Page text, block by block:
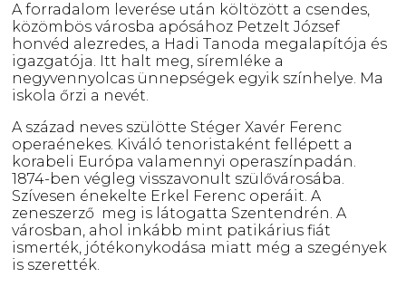
A század neves szülötte Stéger Xavér Ferenc
operaénekes. Kiváló tenoristaként fellépett a
korabeli Európa valamennyi operaszínpadán.
1874-ben végleg visszavonult szülővárosába.
Szívesen énekelte Erkel Ferenc operáit. A
zeneszerző meg is látogatta Szentendrén. A
városban, ahol inkább mint patikárius fiát
ismerték, jótékonykodása miatt még a szegények
is szerették.
A forradalom leverése után költözött a csendes,
közömbös városba apósához Petzelt József
honvéd alezredes, a Hadi Tanoda megalapítója és
igazgatója. Itt halt meg, síremléke a
negyvennyolcas ünnepségek egyik színhelye. Ma
iskola őrzi a nevét.